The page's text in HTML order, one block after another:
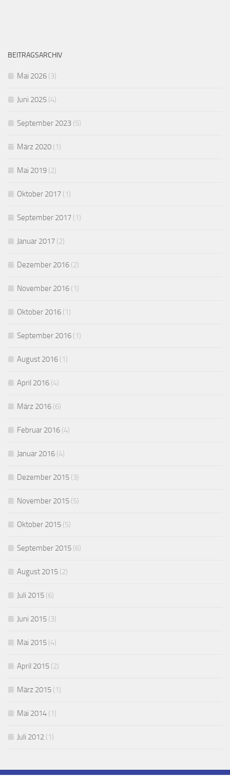
BEITRAGSARCHIV
Mai 2026 (3)
Juni 2025 (4)
September 2023 (5)
März 2020 (1)
Mai 2019 (2)
Oktober 2017 (1)
September 2017 (1)
Januar 2017 (2)
Dezember 2016 (2)
November 2016 (1)
Oktober 2016 (1)
September 2016 (1)
August 2016 (1)
April 2016 (4)
März 2016 (6)
Februar 2016 (4)
Januar 2016 (4)
Dezember 2015 (3)
November 2015 (5)
Oktober 2015 (5)
September 2015 (6)
August 2015 (2)
Juli 2015 (6)
Juni 2015 (3)
Mai 2015 (4)
April 2015 (2)
März 2015 (1)
Mai 2014 (1)
Juli 2012 (1)